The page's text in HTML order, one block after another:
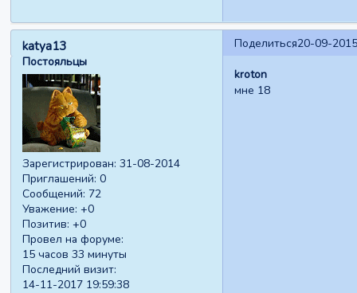
Поделиться20-09-
katya13
Постояльцы
Зарегистрирован: 31-08-2014
Приглашений: 0
Сообщений: 72
Уважение: +0
Позитив: +0
Провел на форуме:
15 часов 33 минуты
Последний визит:
14-11-2017 19:59:38
kroton
мне 18